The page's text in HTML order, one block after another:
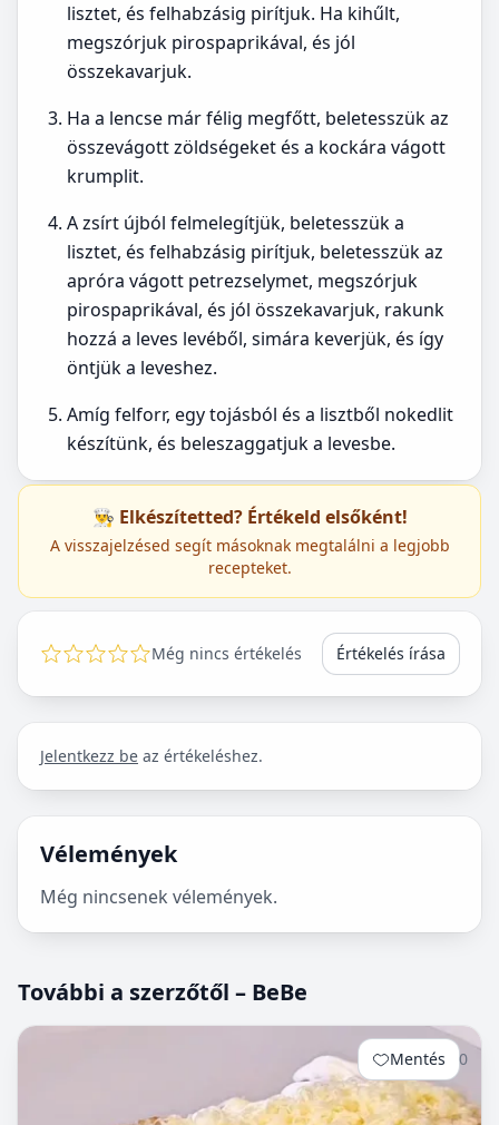
lisztet, és felhabzásig pirítjuk. Ha kihűlt,
megszórjuk pirospaprikával, és jól
összekavarjuk.
Ha a lencse már félig megfőtt, beletesszük az
összevágott zöldségeket és a kockára vágott
krumplit.
A zsírt újból felmelegítjük, beletesszük a
lisztet, és felhabzásig pirítjuk, beletesszük az
apróra vágott petrezselymet, megszórjuk
pirospaprikával, és jól összekavarjuk, rakunk
hozzá a leves levéből, simára keverjük, és így
öntjük a leveshez.
Amíg felforr, egy tojásból és a lisztből nokedlit
készítünk, és beleszaggatjuk a levesbe.
👨‍🍳 Elkészítetted? Értékeld elsőként!
A visszajelzésed segít másoknak megtalálni a legjobb
recepteket.
Még nincs értékelés Értékelés írása
Jelentkezz be az értékeléshez.
Vélemények
Még nincsenek vélemények.
További a szerzőtől – BeBe
Mentés 0